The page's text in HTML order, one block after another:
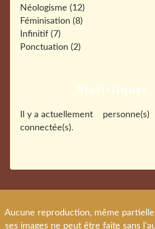
Néologisme (12)
Féminisation (8)
Infinitif (7)
Ponctuation (2)
Statistiques
Il y a actuellement
personne(s)
connectée(s).
Aucune reproduction, même
ses images ne peut être faite sans